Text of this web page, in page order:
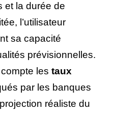
et la durée de
l’utilisateur
sa capacité
prévisionnelles.
les taux
par les banques
réaliste du